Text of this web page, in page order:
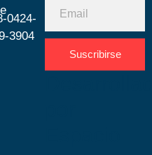
0424-
3904
Suscribirse